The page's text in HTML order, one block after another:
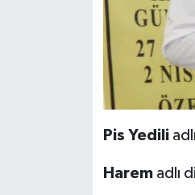
Pis Yedili
Haremadlı